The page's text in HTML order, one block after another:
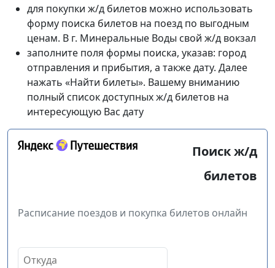
для покупки ж/д билетов можно использовать
форму поиска билетов на поезд по выгодным
ценам. В г. Минеральные Воды свой ж/д вокзал
заполните поля формы поиска, указав: город
отправления и прибытия, а также дату. Далее
нажать «Найти билеты». Вашему вниманию
полный список доступных ж/д билетов на
интересующую Вас дату
Поиск ж/д
билетов
Расписание поездов и покупка билетов онлайн